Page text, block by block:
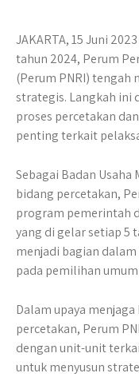
JAKARTA, 15 Juni
tahun 2024, Perum
(Perum PNRI) tengah
strategis. Langkah ini
proses percetakan
penting terkait
Sebagai Badan Usaha
bidang percetakan,
program pemerintah
yang di gelar setiap 5
menjadi bagian
pada pemilihan
Dalam upaya
percetakan, Perum
dengan unit-unit
untuk menyusun